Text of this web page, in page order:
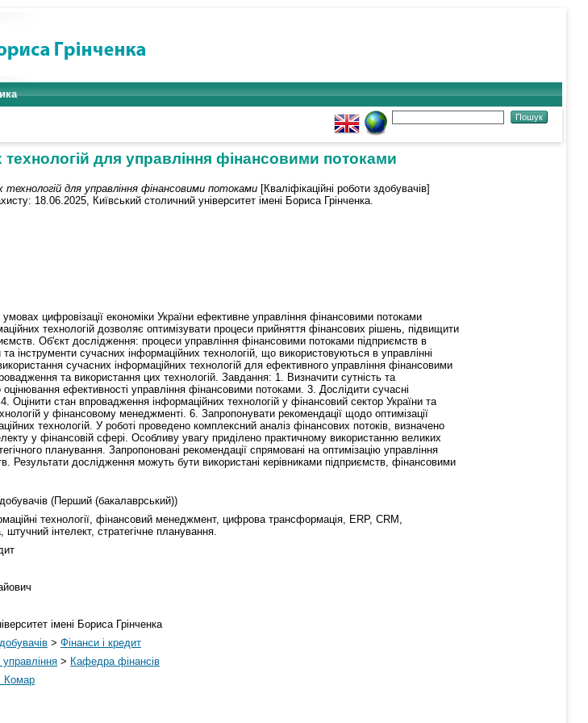
для управління фінансовими потоками
для управління фінансовими потоками [Кваліфікаційні роботи здобувачів]
18.06.2025, Київський столичний університет імені Бориса Грінченка.
цифровізації економіки України ефективне управління фінансовими потоками
технологій дозволяє оптимізувати процеси прийняття фінансових рішень, підвищити
Об'єкт дослідження: процеси управління фінансовими потоками підприємств в
сучасних інформаційних технологій, що використовуються в управлінні
сучасних інформаційних технологій для ефективного управління фінансовими
та використання цих технологій. Завдання: 1. Визначити сутність та
ефективності управління фінансовими потоками. 3. Дослідити сучасні
стан впровадження інформаційних технологій у фінансовий сектор України та
у фінансовому менеджменті. 6. Запропонувати рекомендації щодо оптимізації
технологій. У роботі проведено комплексний аналіз фінансових потоків, визначено
у фінансовій сфері. Особливу увагу приділено практичному використанню великих
планування. Запропоновані рекомендації спрямовані на оптимізацію управління
Результати дослідження можуть бути використані керівниками підприємств, фінансовими
(Перший (бакалаврський))
технології, фінансовий менеджмент, цифрова трансформація, ERP, CRM,
інтелект, стратегічне планування.
імені Бориса Грінченка
> Фінанси і кредит
> Кафедра фінансів
Комар